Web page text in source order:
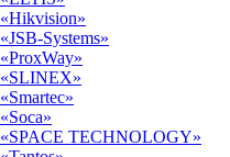
Systems»
TECHNOLOGY»